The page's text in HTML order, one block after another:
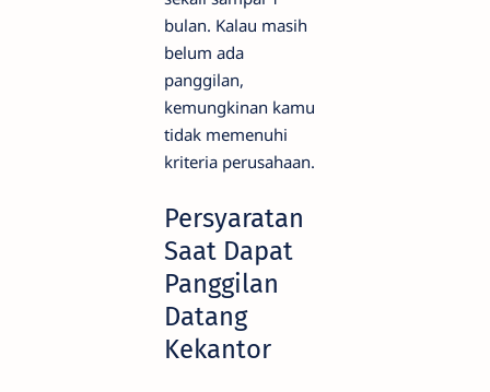
bulan. Kalau masih
belum ada
panggilan,
kemungkinan kamu
tidak memenuhi
kriteria perusahaan.
Persyaratan
Saat Dapat
Panggilan
Datang
Kekantor